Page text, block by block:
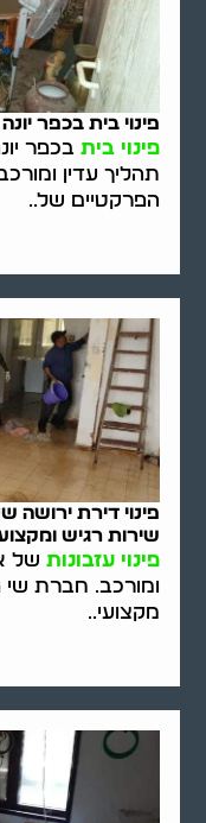
פינוי בית בכפר
פינוי בית בכפר
תהליך עדין
הפרקטיים של..
פינוי דירת
שירות רגיש
פינוי עזבונות של
ומורכב. חברת שי
מקצועי..